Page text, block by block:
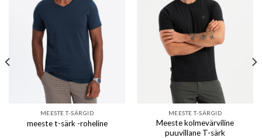
Add to wishlist
MEESTE T-SÄRGID
meeste t-särk -roheline
Add to wishlist
MEESTE T-SÄRGID
Meeste kolmevärviline
puuvillane T-särk